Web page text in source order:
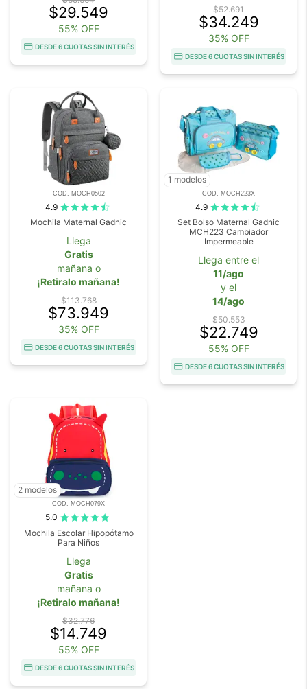
$29.549
55% OFF
DESDE 6 CUOTAS SIN INTERÉS
$52.691
$34.249
35% OFF
DESDE 6 CUOTAS SIN INTERÉS
COD. MOCH0502
4.9
Mochila Maternal Gadnic
Llega
Gratis
mañana o
¡Retiralo mañana!
$113.768
$73.949
35% OFF
DESDE 6 CUOTAS SIN INTERÉS
1 modelos
COD. MOCH223X
4.9
Set Bolso Maternal Gadnic
MCH223 Cambiador
Impermeable
Llega entre el
11/ago
y el
14/ago
$50.553
$22.749
55% OFF
DESDE 6 CUOTAS SIN INTERÉS
2 modelos
COD. MOCH079X
5.0
Mochila Escolar Hipopótamo
Para Niños
Llega
Gratis
mañana o
¡Retiralo mañana!
$32.776
$14.749
55% OFF
DESDE 6 CUOTAS SIN INTERÉS